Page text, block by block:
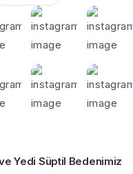
Yedi Süptil Bedenimiz